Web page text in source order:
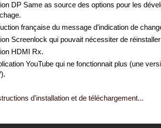
DP Same as source des options pour les
française du message d’indication de
Screenlock qui pouvait nécessiter de
HDMI Rx.
YouTube qui ne fonctionnait plus (une
d'installation et de téléchargement...